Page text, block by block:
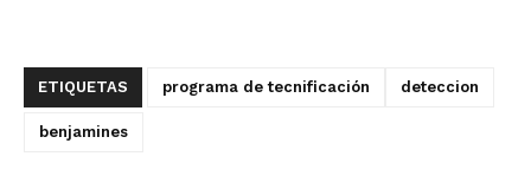
ETIQUETAS programa de tecnificación deteccion
benjamines